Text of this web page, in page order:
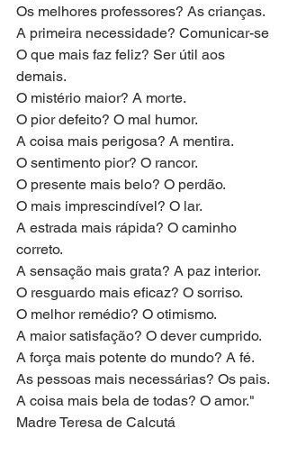
Os melhores professores? As crianças.
A primeira necessidade? Comunicar-se
O que mais faz feliz? Ser útil aos
demais.
O mistério maior? A morte.
O pior defeito? O mal humor.
A coisa mais perigosa? A mentira.
O sentimento pior? O rancor.
O presente mais belo? O perdão.
O mais imprescindível? O lar.
A estrada mais rápida? O caminho
correto.
A sensação mais grata? A paz interior.
O resguardo mais eficaz? O sorriso.
O melhor remédio? O otimismo.
A maior satisfação? O dever cumprido.
A força mais potente do mundo? A fé.
As pessoas mais necessárias? Os pais.
A coisa mais bela de todas? O amor."
Madre Teresa de Calcutá